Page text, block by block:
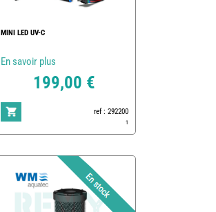
MINI LED UV-C
En savoir plus
199,00 €
ref : 292200
1